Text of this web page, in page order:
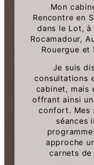
Mon
Rencontre en
dans le Lot,
Rocamadour,
Rouergue et
Je suis
consultations
cabinet, mais
offrant ainsi
confort. Mes
séances
approche
carnets